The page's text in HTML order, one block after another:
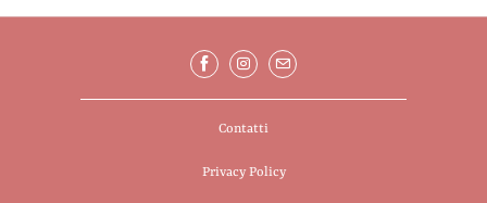
Contatti
Privacy Policy